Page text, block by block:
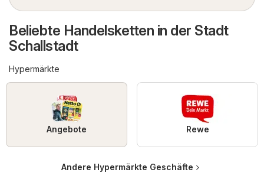
Beliebte Handelsketten in der Stadt
Schallstadt
Hypermärkte
Angebote Rewe
Andere Hypermärkte Geschäfte